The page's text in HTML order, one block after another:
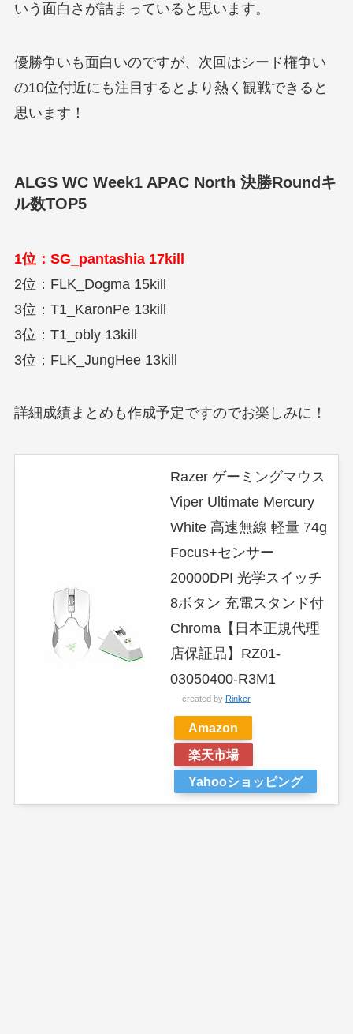
いう面白さが詰まっていると思います。
優勝争いも面白いのですが、次回はシード権争い
の10位付近にも注目するとより熱く観戦できると
思います！
ALGS WC Week1 APAC North 決勝Roundキ
ル数TOP5
1位：SG_pantashia 17kill
2位：FLK_Dogma 15kill
3位：T1_KaronPe 13kill
3位：T1_obly 13kill
3位：FLK_JungHee 13kill
詳細成績まとめも作成予定ですのでお楽しみに！
Razer ゲーミングマウス
Viper Ultimate Mercury
White 高速無線 軽量 74g
Focus+センサー
20000DPI 光学スイッチ
8ボタン 充電スタンド付
Chroma【日本正規代理
店保証品】RZ01-
03050400-R3M1
created by Rinker
Amazon
楽天市場
Yahooショッピング